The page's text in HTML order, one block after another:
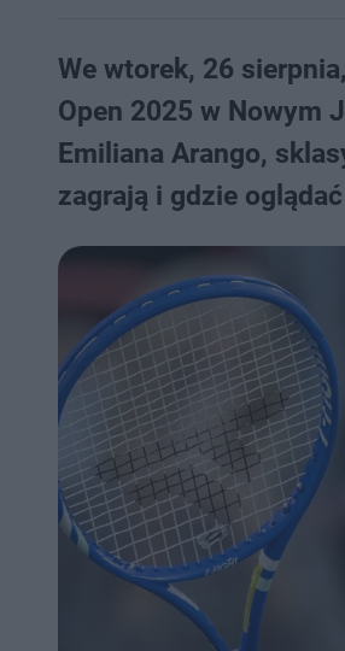
We wtorek, 26
Open 2025 w Nowym
Emiliana Arango,
zagrają i gdzie